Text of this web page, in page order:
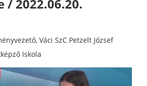
/ 2022.06.20.
Váci SzC Petzelt József
Iskola